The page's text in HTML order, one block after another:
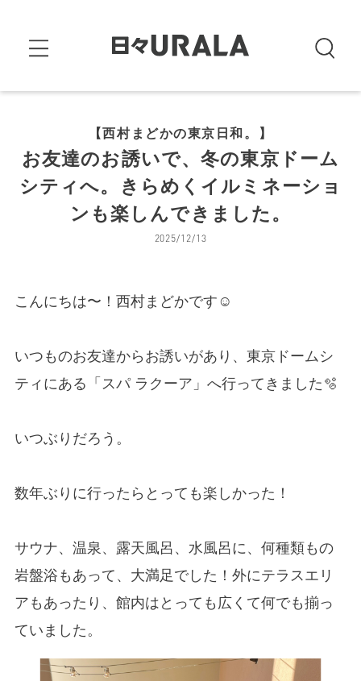
【西村まどかの東京日和。】
お友達のお誘いで、冬の東京ドーム
シティへ。きらめくイルミネーショ
ンも楽しんできました。
2025/12/13
こんにちは〜！西村まどかです☺
いつものお友達からお誘いがあり、東京ドームシ
ティにある「スパ ラクーア」へ行ってきました🫧
いつぶりだろう。
数年ぶりに行ったらとっても楽しかった！
サウナ、温泉、露天風呂、水風呂に、何種類もの
岩盤浴もあって、大満足でした！外にテラスエリ
アもあったり、館内はとっても広くて何でも揃っ
ていました。